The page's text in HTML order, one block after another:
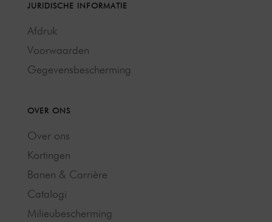
JURIDISCHE INFORMATIE
Afdruk
Voorwaarden
Gegevensbescherming
OVER ONS
Over ons
Kortingen
Banen & Carrière
Catalogi
Milieubescherming